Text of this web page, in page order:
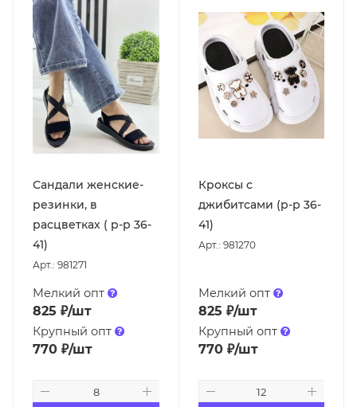
Сандали женские-
резинки, в
расцветках ( р-р 36-
41)
Арт.: 981271
Мелкий опт
825 ₽/шт
Крупный опт
770 ₽/шт
Кроксы с
джибитсами (р-р 36-
41)
Арт.: 981270
Мелкий опт
825 ₽/шт
Крупный опт
770₽/шт